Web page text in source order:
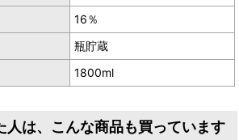
16％
瓶貯蔵
1800ml
人は、こんな商品も買っています